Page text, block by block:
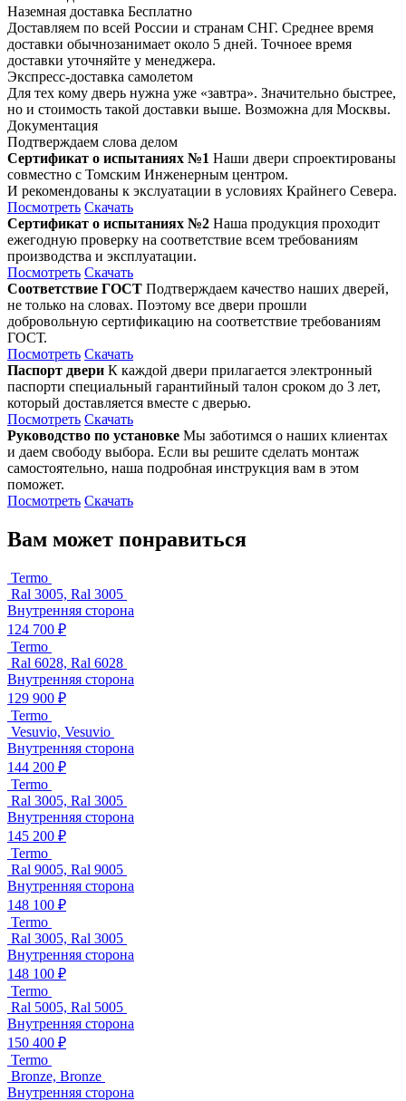
Наземная доставка Бесплатно
Доставляем по всей России и странам СНГ. Среднее время
доставки обычнозанимает около 5 дней. Точноее время
доставки уточняйте у менеджера.
Экспресс-доставка самолетом
Для тех кому дверь нужна уже «завтра». Значительно быстрее,
но и стоимость такой доставки выше. Возможна для Москвы.
Документация
Подтверждаем слова делом
Сертификат о испытаниях №1 Наши двери спроектированы
совместно с Томским Инженерным центром.
И рекомендованы к экслуатации в условиях Крайнего Севера.
Посмотреть Скачать
Сертификат о испытаниях №2 Наша продукция проходит
ежегодную проверку на соответствие всем требованиям
производства и эксплуатации.
Посмотреть Скачать
Соответствие ГОСТ Подтверждаем качество наших дверей,
не только на словах. Поэтому все двери прошли
добровольную сертификацию на соответствие требованиям
ГОСТ.
Посмотреть Скачать
Паспорт двери К каждой двери прилагается электронный
паспорти специальный гарантийный талон сроком до 3 лет,
который доставляется вместе с дверью.
Посмотреть Скачать
Руководство по установке Мы заботимся о наших клиентах
и даем свободу выбора. Если вы решите сделать монтаж
самостоятельно, наша подробная инструкция вам в этом
поможет.
Посмотреть Скачать
Вам может понравиться
Termo
Ral 3005, Ral 3005
Внутренняя сторона
124 700 ₽
Termo
Ral 6028, Ral 6028
Внутренняя сторона
129 900 ₽
Termo
Vesuvio, Vesuvio
Внутренняя сторона
144 200 ₽
Termo
Ral 3005, Ral 3005
Внутренняя сторона
145 200 ₽
Termo
Ral 9005, Ral 9005
Внутренняя сторона
148 100 ₽
Termo
Ral 3005, Ral 3005
Внутренняя сторона
148 100 ₽
Termo
Ral 5005, Ral 5005
Внутренняя сторона
150 400 ₽
Termo
Bronze, Bronze
Внутренняя сторона